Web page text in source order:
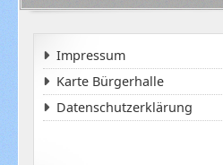
Impressum
Karte Bürgerhalle
Datenschutzerklärung